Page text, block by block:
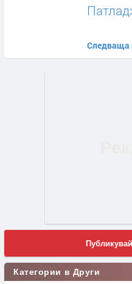
Следваща
Категории в Други